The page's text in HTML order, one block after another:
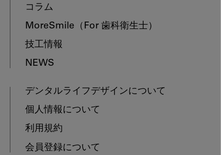
コラム
MoreSmile （For 歯科衛生士）
技工情報
NEWS
デンタルライフデザインについて
個人情報について
利用規約
会員登録について